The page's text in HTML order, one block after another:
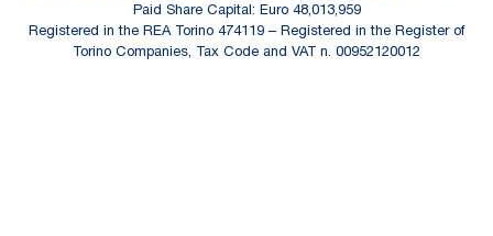
Paid Share Capital: Euro 48,013,959
Registered in the REA Torino 474119 – Registered in the Register of
Torino Companies, Tax Code and VAT n. 00952120012